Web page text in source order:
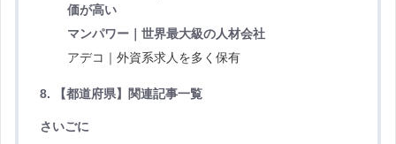
価が高い
マンパワー｜世界最大級の人材会社
アデコ｜外資系求人を多く保有
8. 【都道府県】関連記事一覧
さいごに